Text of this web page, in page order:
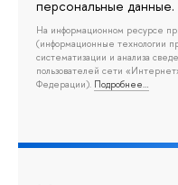
персональные данные.
На информационном ресурсе
(информационные технологии
систематизации и анализа
пользователей сети
Федерации). Подробнее…